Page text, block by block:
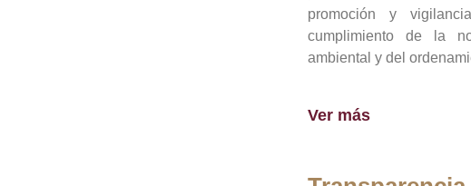
promoción y
cumplimiento de la
ambiental y del
Ver más